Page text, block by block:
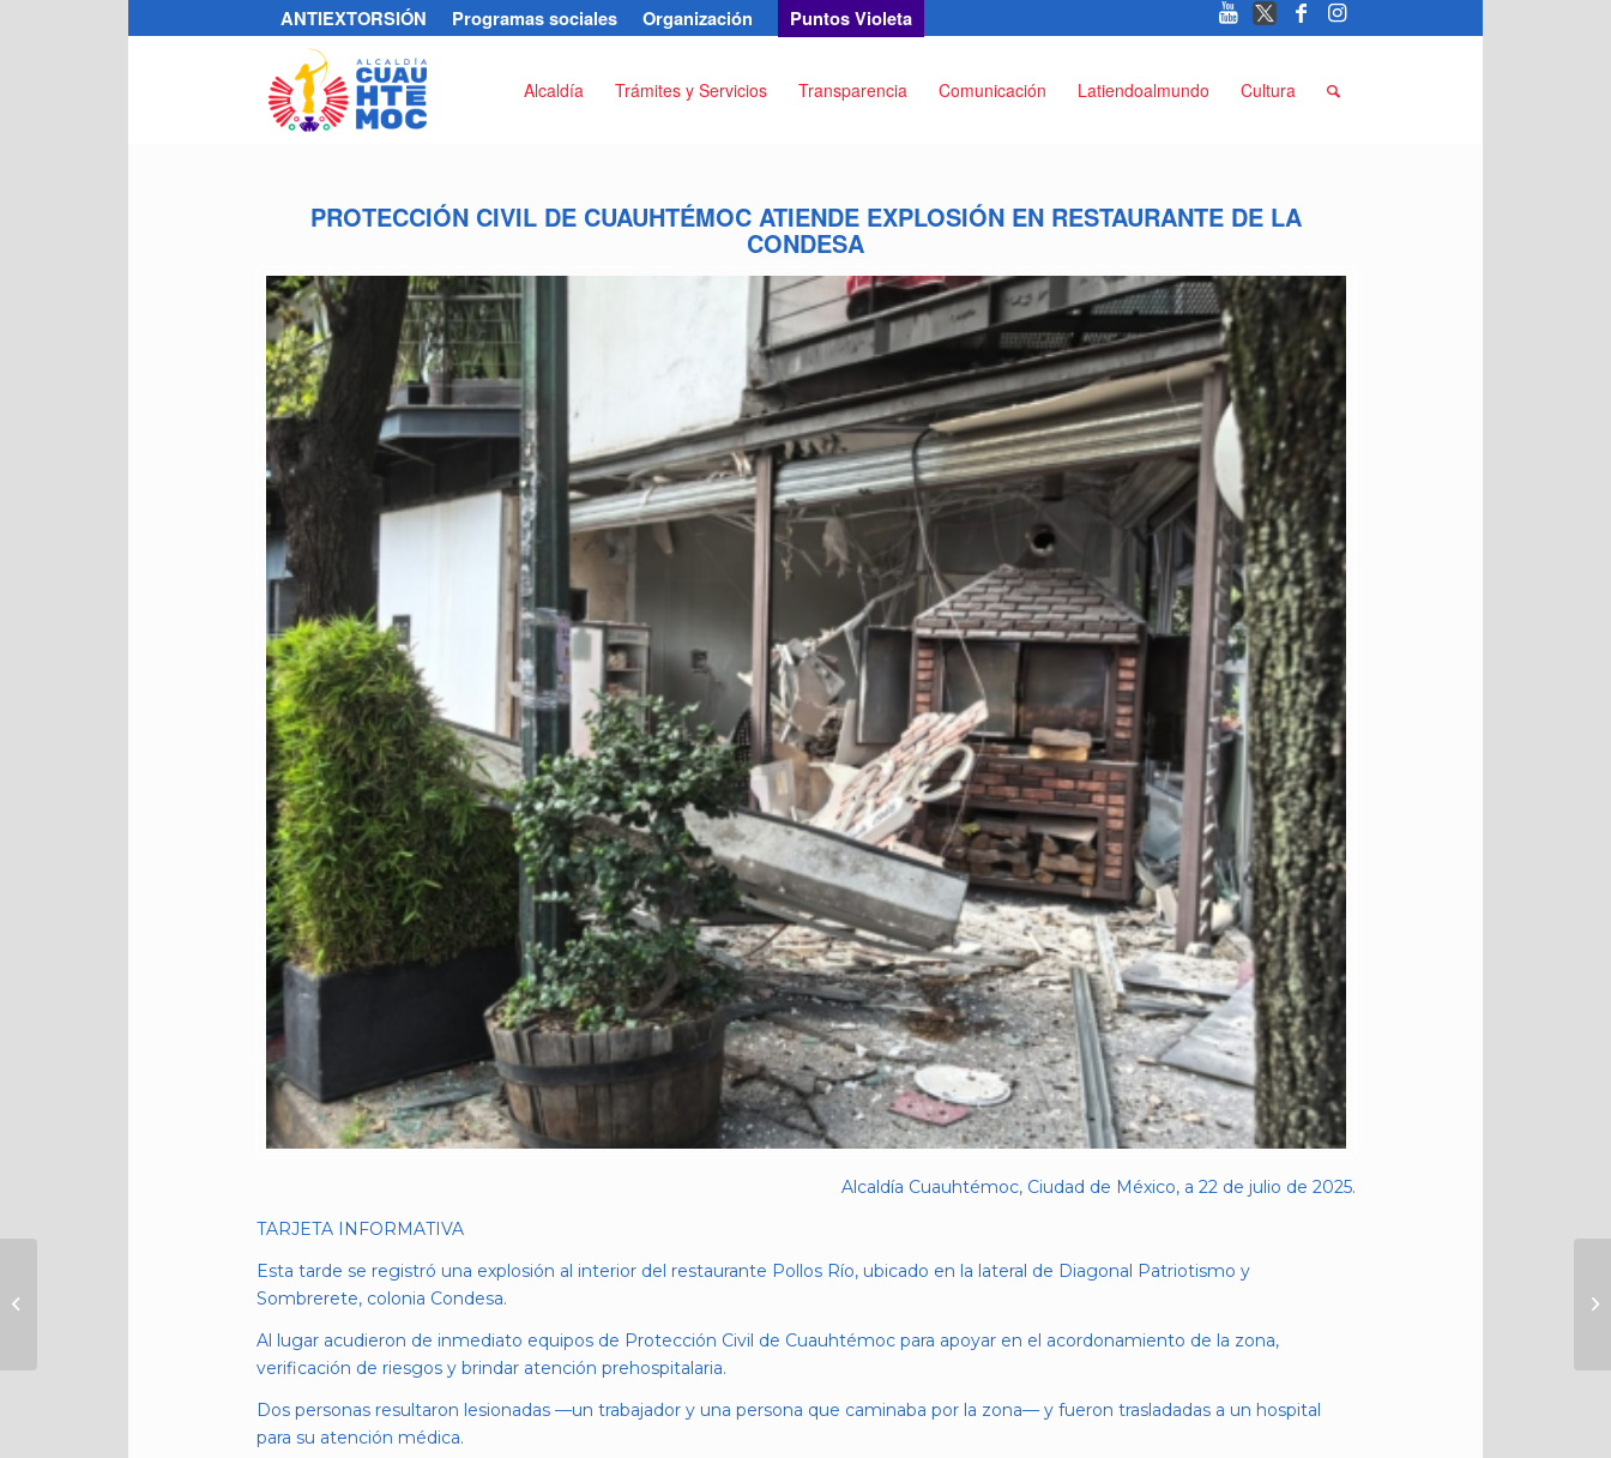
ANTIEXTORSIÓN Programas sociales Organización Puntos Violeta
Alcaldía Trámites y Servicios Transparencia Comunicación Latiendoalmundo Cultura
PROTECCIÓN CIVIL DE CUAUHTÉMOC ATIENDE EXPLOSIÓN EN RESTAURANTE DE LA
CONDESA
Alcaldía Cuauhtémoc, Ciudad de México, a 22 de julio de 2025.
TARJETA INFORMATIVA
Esta tarde se registró una explosión al interior del restaurante Pollos Río, ubicado en la lateral de Diagonal Patriotismo y
Sombrerete, colonia Condesa.
Al lugar acudieron de inmediato equipos de Protección Civil de Cuauhtémoc para apoyar en el acordonamiento de la zona,
verificación de riesgos y brindar atención prehospitalaria.
Dos personas resultaron lesionadas —un trabajador y una persona que caminaba por la zona— y fueron trasladadas a un hospital
para su atención médica.